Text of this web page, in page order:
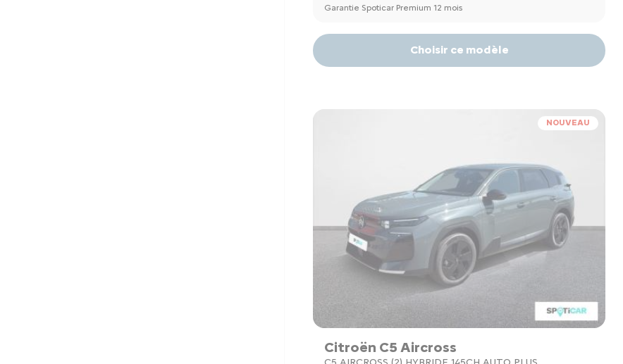
Garantie Spoticar Premium 12 mois
Choisir ce modèle
NOUVEAU
Citroën C5 Aircross